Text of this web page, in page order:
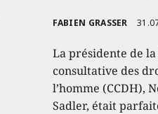
FABIEN GRASSER
La présidente de
consultative des
l’homme (CCDH),
Sadler, était